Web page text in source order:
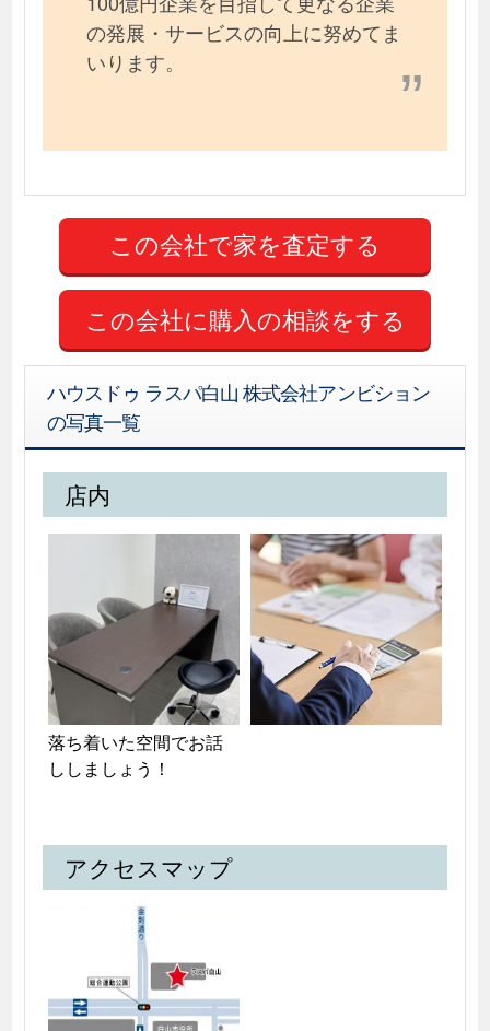
の発展・サービスの向上に努めてま
いります。
この会社に購入の相談をする
ハウスドゥ ラスパ白山 株式会社アンビション
の写真一覧
店内
落ち着いた空間でお話
ししましょう！
アクセスマップ